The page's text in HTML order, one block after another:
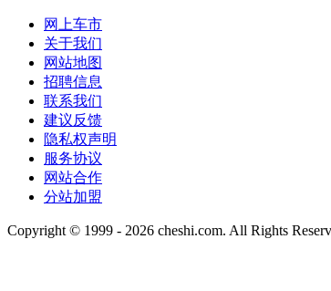
网上车市
关于我们
网站地图
招聘信息
联系我们
建议反馈
隐私权声明
服务协议
网站合作
分站加盟
Copyright © 1999 - 2026 cheshi.com. All Rights